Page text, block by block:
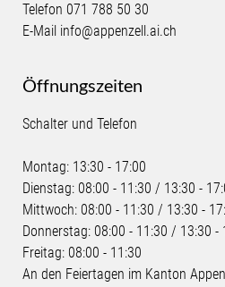
Telefon 071 788 50 30
E-Mail info@appenzell.ai.ch
Öffnungszeiten
Schalter und Telefon
Montag: 13:30 - 17:00
Dienstag: 08:00 - 11:30 / 13:30 -
Mittwoch: 08:00 - 11:30 / 13:30 -
Donnerstag: 08:00 - 11:30 / 13:30 -
Freitag: 08:00 - 11:30
An den Feiertagen im Kanton